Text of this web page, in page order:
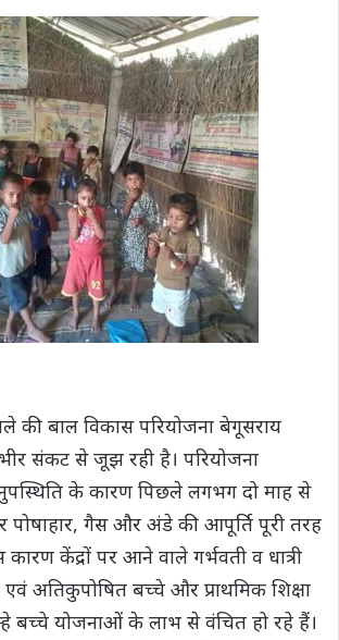
की बाल विकास परियोजना बेगूसराय
संकट से जूझ रही है। परियोजना
के कारण पिछले लगभग दो माह से
पोषाहार, गैस और अंडे की आपूर्ति पूरी तरह
केंद्रों पर आने वाले गर्भवती व धात्री
अतिकुपोषित बच्चे और प्राथमिक शिक्षा
बच्चे योजनाओं के लाभ से वंचित हो रहे हैं।